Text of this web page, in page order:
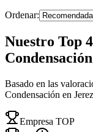
Ordenar:
Nuestro Top
Condensación
Basado en las
Condensación en
Empresa TOP